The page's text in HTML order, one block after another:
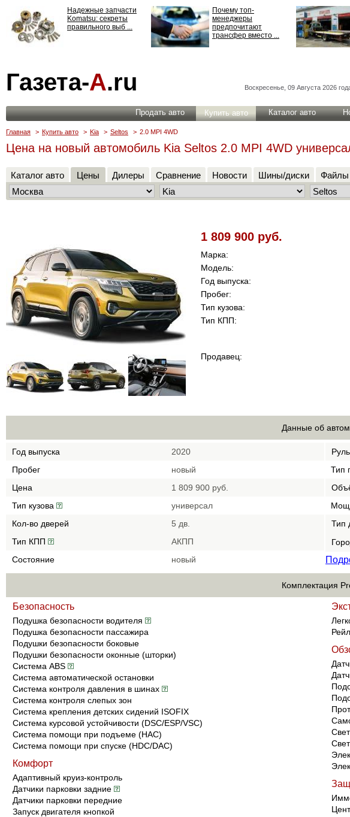
Надежные запчасти
Komatsu: секреты
правильного выб ...
Почему топ-
менеджеры
предпочитают
трансфер вместо ...
ответственности: все,
что нужно знать ...
Газета-А.ru Воскресенье, 09 Августа 2026
Продать авто Купить авто Каталог авто
Главная > Купить авто > Kia > Seltos > 2.0 MPI 4WD
Цена на новый автомобиль Kia Seltos 2.0 MPI 4WD
Каталог авто Цены Дилеры Сравнение Новости Шины/диски Файлы
1 809 900 руб.
Марка:
Модель:
Год выпуска:
Пробег:
Тип кузова:
Тип КПП:
Продавец:
Данные об
Год выпуска 2020 Руль
Пробег
новый Тип
Цена
1 809 900 руб.
Тип кузова
универсал
Кол-во дверей
5 дв. Тип
Тип КПП
АКПП
Состояние
новый
Комплектация
Безопасность
Подушка безопасности водителя
Подушка безопасности пассажира
Подушки безопасности боковые
Подушки безопасности оконные (шторки)
Система ABS
Система автоматической остановки
Система контроля давления в шинах
Система контроля слепых зон
Система крепления детских сидений ISOFIX
Система курсовой устойчивости (DSC/ESP/VSC)
Система помощи при подъеме (HAC)
Система помощи при спуске (HDC/DAC)
Комфорт
Адаптивный круиз-контроль
Датчики парковки задние
Датчики парковки передние
Запуск двигателя кнопкой